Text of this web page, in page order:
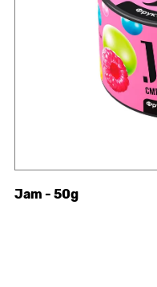
Jam - 50g